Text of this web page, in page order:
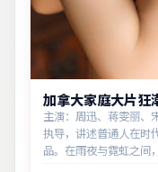
加拿大家庭大片狂
主演：周迅、蒋雯丽
执导，讲述普通人在时
品。在雨夜与霓虹之间